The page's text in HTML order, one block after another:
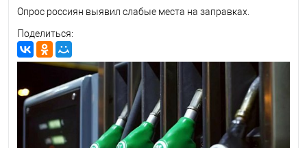
Опрос россиян выявил слабые места на заправках.